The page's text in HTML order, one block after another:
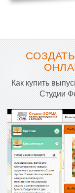
Как купить
Студии